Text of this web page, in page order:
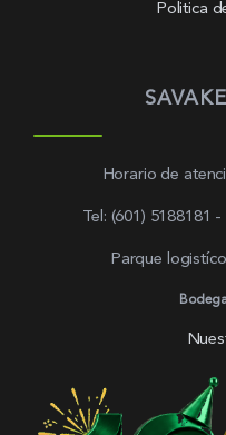
Politica
Horario de
Tel: (601) 5188181
Parque